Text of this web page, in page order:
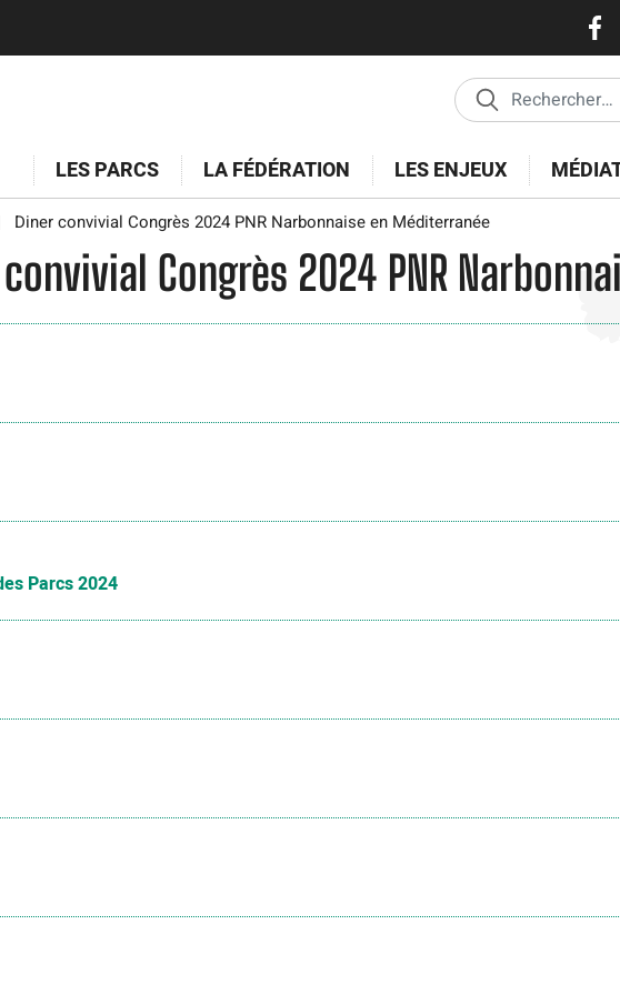
principal
LES PARCS LA FÉDÉRATION LES ENJEUX
Diner convivial Congrès 2024 PNR Narbonnaise en Méditerranée
Congrès 2024 PNR
Parcs 2024